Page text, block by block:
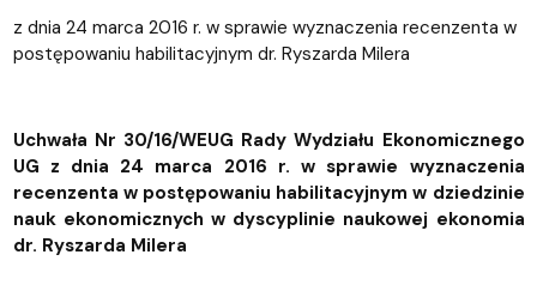
z dnia 24 marca 2016 r. w sprawie wyznaczenia recenzenta w
postępowaniu habilitacyjnym dr. Ryszarda Milera
Uchwała Nr 30/16/WEUG Rady Wydziału Ekonomicznego
UG z dnia 24 marca 2016 r. w sprawie wyznaczenia
recenzenta w postępowaniu habilitacyjnym w dziedzinie
nauk ekonomicznych w dyscyplinie naukowej ekonomia
dr. Ryszarda Milera